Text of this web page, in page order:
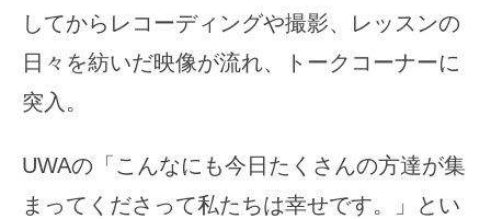
してからレコーディングや撮影、レッスンの
日々を紡いだ映像が流れ、トークコーナーに
突入。
UWAの「こんなにも今日たくさんの方達が集
まってくださって私たちは幸せです。」とい